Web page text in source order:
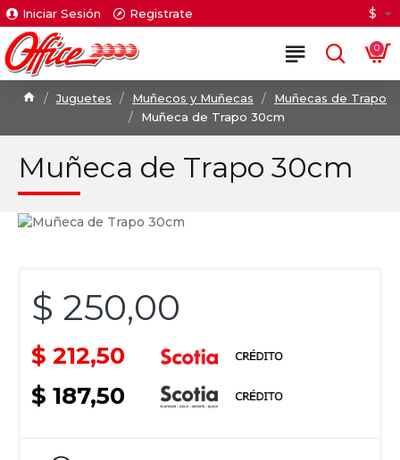
Iniciar Sesión Registrate $
0
Juguetes Muñecos y Muñecas
Muñecas de Trapo
Muñeca de Trapo 30cm
Muñeca de Trapo 30cm
$ 250,00
$ 212,50
$ 187,50